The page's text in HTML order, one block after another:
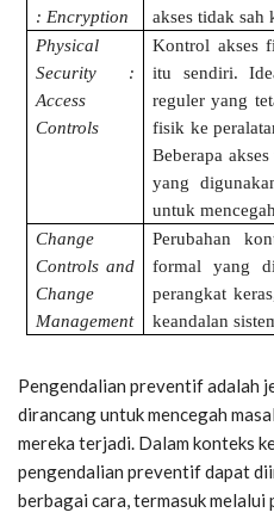
: Encryption
akses tidak sah
Physical
Security :
Access
Controls
Kontrol akses
itu sendiri.
reguler yang
fisik ke
Beberapa
yang
untuk
Change
Controls and
Change
Management
Perubahan
formal yang
perangkat
keandalan
Pengendalian preventif adalah
dirancang untuk mencegah
mereka terjadi. Dalam konteks
pengendalian preventif dapat
berbagai cara, termasuk